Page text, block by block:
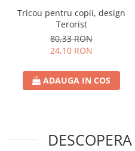
Tricou pentru copii, design
Terorist
80,33 RON
24,10 RON
ADAUGA IN COS